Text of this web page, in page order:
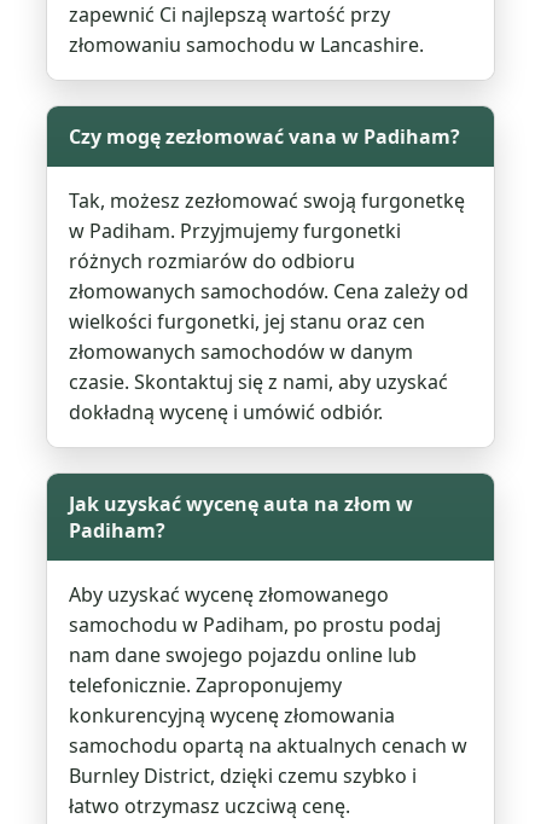
zapewnić Ci najlepszą wartość przy
złomowaniu samochodu w Lancashire.
Czy mogę zezłomować vana w Padiham?
Tak, możesz zezłomować swoją furgonetkę
w Padiham. Przyjmujemy furgonetki
różnych rozmiarów do odbioru
złomowanych samochodów. Cena zależy od
wielkości furgonetki, jej stanu oraz cen
złomowanych samochodów w danym
czasie. Skontaktuj się z nami, aby uzyskać
dokładną wycenę i umówić odbiór.
Jak uzyskać wycenę auta na złom w
Padiham?
Aby uzyskać wycenę złomowanego
samochodu w Padiham, po prostu podaj
nam dane swojego pojazdu online lub
telefonicznie. Zaproponujemy
konkurencyjną wycenę złomowania
samochodu opartą na aktualnych cenach w
Burnley District, dzięki czemu szybko i
łatwo otrzymasz uczciwą cenę.